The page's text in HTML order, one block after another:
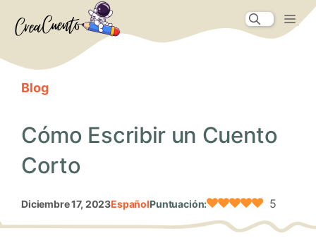
Blog
Cómo Escribir un Cuento
Corto
diciembre 17, 2023EspañolPuntuación: 5